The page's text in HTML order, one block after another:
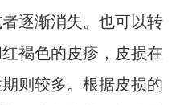
逐渐消失。也可以转
褐色的皮疹，皮损在
则较多。根据皮损的